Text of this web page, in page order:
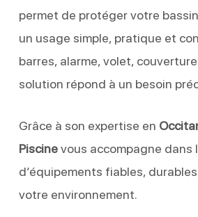
permet de protéger votre
un usage simple, pratique et
barres, alarme, volet,
solution répond à un besoin
Grâce à son expertise en
Piscinevous accompagne dans
d’équipements fiables,
votre environnement.